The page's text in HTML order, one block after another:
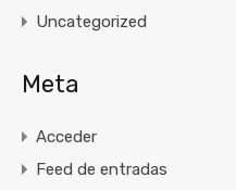
Uncategorized
Meta
Acceder
Feed de entradas